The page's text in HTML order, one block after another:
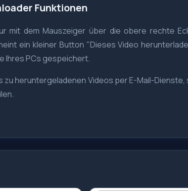
Funktionen
mit dem Mauszeiger über die obere rechte
ein kleiner Button "Dieses Video
Ihres PCs gespeichert.
zu heruntergeladenen Videos per E-Mail-Dienste,